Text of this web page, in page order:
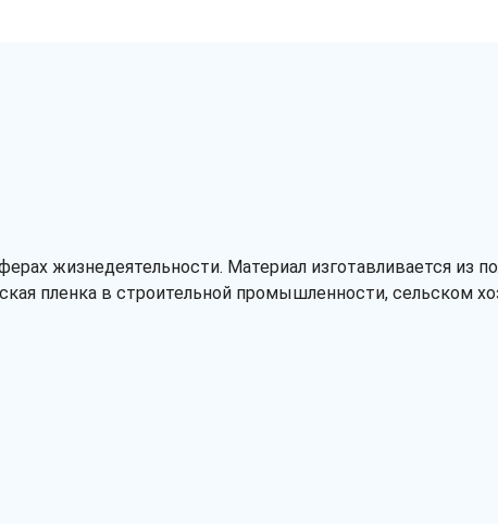
жизнедеятельности. Материал изготавливается из
пленка в строительной промышленности, сельском